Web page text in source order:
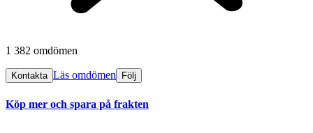
1 382 omdömen
Kontakta Läs omdömen Följ
Köp mer och spara på frakten